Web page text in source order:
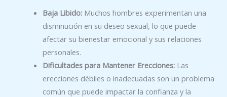
Baja Libido:Muchos hombres experimentan una
disminución en su deseo sexual, lo que puede
afectar su bienestar emocional y sus relaciones
personales.
Dificultades para Mantener Erecciones:Las
erecciones débiles o inadecuadas son un problema
común que puede impactar la confianza y la